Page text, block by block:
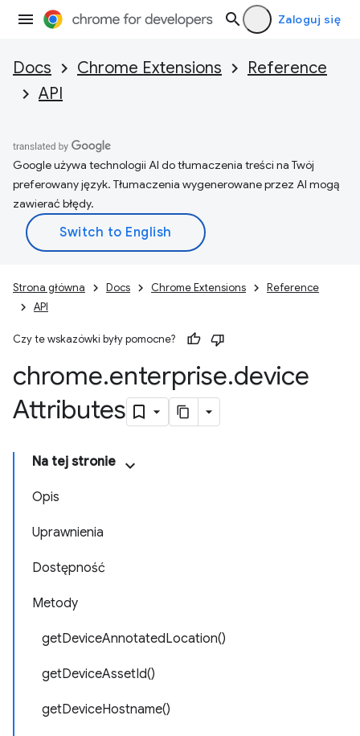
Zaloguj się
Docs Chrome Extensions
Reference
API
Google używa technologii AI do tłumaczenia treści na Twój
preferowany język. Tłumaczenia wygenerowane przez AI mogą
zawierać błędy.
Strona główna Docs Chrome Extensions
Reference
API
Czy te wskazówki były pomocne?
chrome.enterprise.device
Attributes
Na tej stronie
Opis
Uprawnienia
Dostępność
Metody
getDeviceAnnotatedLocation()
getDeviceAssetId()
getDeviceHostname()